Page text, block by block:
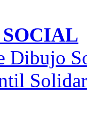
SOCIAL
Dibujo